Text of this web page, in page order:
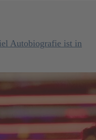
Autobiografie ist in